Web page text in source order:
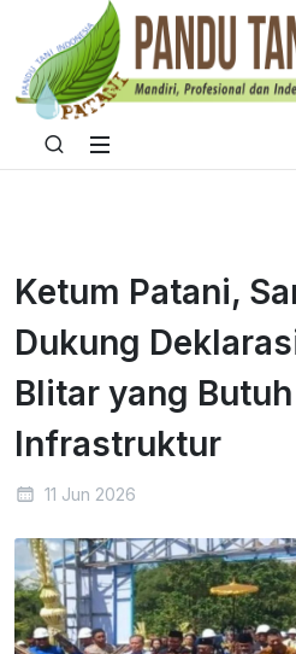
Ketum Patani,
Dukung
Blitar yang
Infrastruktur
11 Jun 2026